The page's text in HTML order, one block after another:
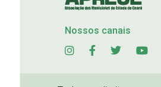
Nossos canais